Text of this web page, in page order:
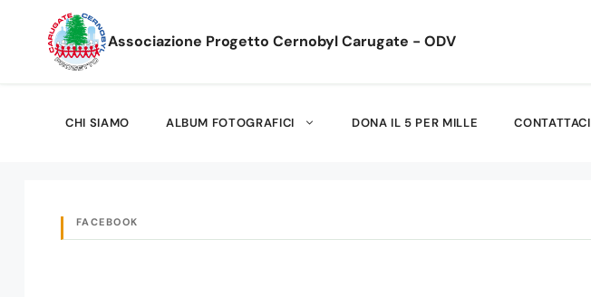
contenuto
Associazione Progetto Cernobyl Carugate - ODV
CHI SIAMO ALBUM FOTOGRAFICI DONA IL 5 PER MILLE CONTATTACI
FACEBOOK